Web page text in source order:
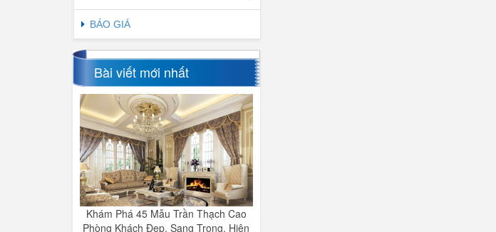
BÁO GIÁ
Bài viết mới nhất
Khám Phá 45 Mẫu Trần Thạch Cao
Phòng Khách Đẹp, Sang Trọng, Hiện